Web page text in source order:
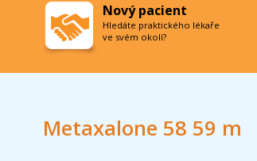
Metaxalone 58 59 m
Nový pacient
Hledáte praktického lékaře
ve svém okolí?